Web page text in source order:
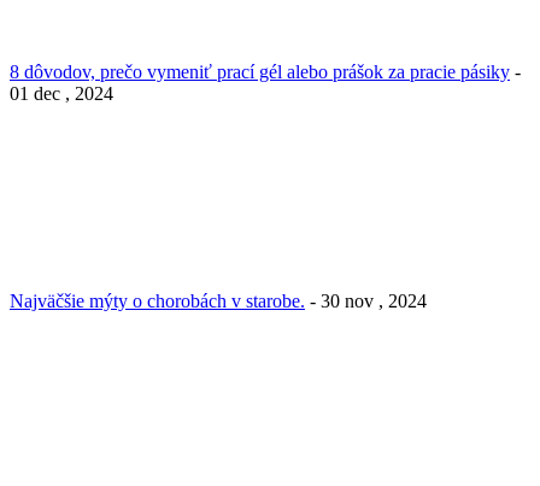
8 dôvodov, prečo vymeniť prací gél alebo prášok za pracie pásiky -
01 dec , 2024
Najväčšie mýty o chorobách v starobe. - 30 nov , 2024